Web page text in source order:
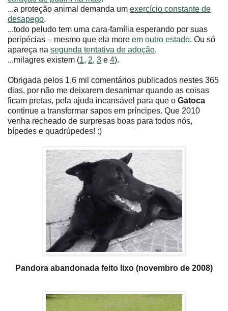
...a proteção animal demanda um exercício constante de
desapego.
...todo peludo tem uma cara-família esperando por suas
peripécias – mesmo que ela more em outro estado. Ou só
apareça na segunda tentativa de adoção.
...milagres existem (1, 2, 3 e 4).
Obrigada pelos 1,6 mil comentários publicados nestes 365
dias, por não me deixarem desanimar quando as coisas
ficam pretas, pela ajuda incansável para que o Gatoca
continue a transformar sapos em príncipes. Que 2010
venha recheado de surpresas boas para todos nós,
bípedes e quadrúpedes! :)
Pandora abandonada feito lixo (novembro de 2008)